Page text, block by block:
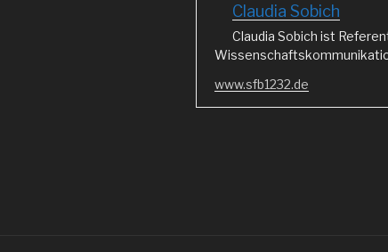
globale
Geschichte…“
Claudia Sobich
Claudia Sobich ist
www.sfb1232.de